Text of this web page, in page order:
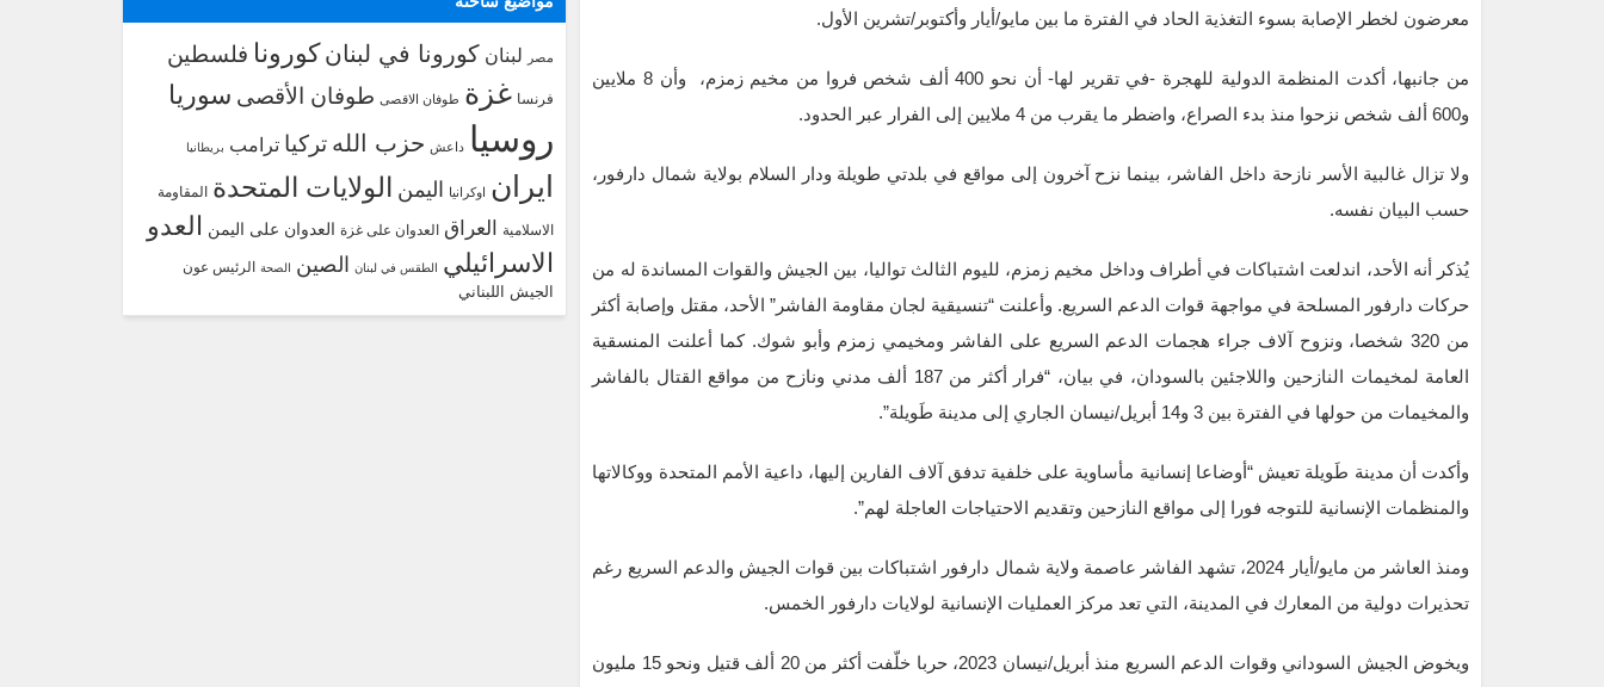
معرضون لخطر الإصابة بسوء التغذية الحاد في الفترة ما بين مايو/أيار وأكتوبر/تشرين الأول.
من جانبها، أكدت المنظمة الدولية للهجرة -في تقرير لها- أن نحو 400 ألف شخص فروا من مخيم زمزم، وأن 8 ملايين
و600 ألف شخص نزحوا منذ بدء الصراع، واضطر ما يقرب من 4 ملايين إلى الفرار عبر الحدود.
ولا تزال غالبية الأسر نازحة داخل الفاشر، بينما نزح آخرون إلى مواقع في بلدتي طويلة ودار السلام بولاية شمال دارفور،
حسب البيان نفسه.
يُذكر أنه الأحد، اندلعت اشتباكات في أطراف وداخل مخيم زمزم، لليوم الثالث تواليا، بين الجيش والقوات المساندة له من
حركات دارفور المسلحة في مواجهة قوات الدعم السريع. وأعلنت “تنسيقية لجان مقاومة الفاشر” الأحد، مقتل وإصابة أكثر
من 320 شخصا، ونزوح آلاف جراء هجمات الدعم السريع على الفاشر ومخيمي زمزم وأبو شوك. كما أعلنت المنسقية
العامة لمخيمات النازحين واللاجئين بالسودان، في بيان، “فرار أكثر من 187 ألف مدني ونازح من مواقع القتال بالفاشر
والمخيمات من حولها في الفترة بين 3 و14 أبريل/نيسان الجاري إلى مدينة طَويلة”.
وأكدت أن مدينة طَويلة تعيش “أوضاعا إنسانية مأساوية على خلفية تدفق آلاف الفارين إليها، داعية الأمم المتحدة ووكالاتها
والمنظمات الإنسانية للتوجه فورا إلى مواقع النازحين وتقديم الاحتياجات العاجلة لهم”.
ومنذ العاشر من مايو/أيار 2024، تشهد الفاشر عاصمة ولاية شمال دارفور اشتباكات بين قوات الجيش والدعم السريع رغم
تحذيرات دولية من المعارك في المدينة، التي تعد مركز العمليات الإنسانية لولايات دارفور الخمس.
ويخوض الجيش السوداني وقوات الدعم السريع منذ أبريل/نيسان 2023، حربا خلّفت أكثر من 20 ألف قتيل ونحو 15 مليون
مصر لبنان كورونا في لبنان كورونا فلسطين
فرنسا غزة طوفان الاقصى طوفان الأقصى سوريا
روسيا داعش حزب الله تركيا ترامب بريطانيا
ايران اوكرانيا اليمن الولايات المتحدة المقاومة
الاسلامية العراق العدوان على غزة العدوان على اليمن العدو
الاسرائيلي الطقس في لبنان الصين الصحة الرئيس عون
الجيش اللبناني